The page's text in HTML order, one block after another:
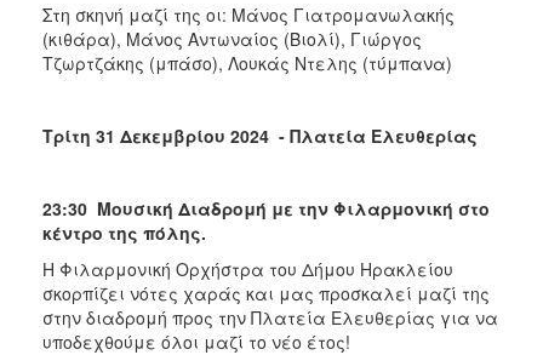
Στη σκηνή μαζί της οι: Μάνος Γιατρομανωλακής
(κιθάρα), Μάνος Αντωναίος (Βιολί), Γιώργος
Τζωρτζάκης (μπάσο), Λουκάς Ντελης (τύμπανα)
Τρίτη 31 Δεκεμβρίου 2024 - Πλατεία Ελευθερίας
23:30 Μουσική Διαδρομή με την Φιλαρμονική στο
κέντρο της πόλης.
Η Φιλαρμονική Ορχήστρα του Δήμου Ηρακλείου
σκορπίζει νότες χαράς και μας προσκαλεί μαζί της
στην διαδρομή προς την Πλατεία Ελευθερίας για να
υποδεχθούμε όλοι μαζί το νέο έτος!